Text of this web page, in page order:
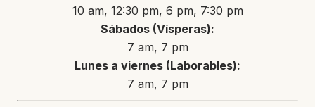
10 am, 12:30 pm, 6 pm, 7:30 pm
Sábados (Vísperas):
7 am, 7 pm
Lunes a viernes (Laborables):
7 am, 7 pm